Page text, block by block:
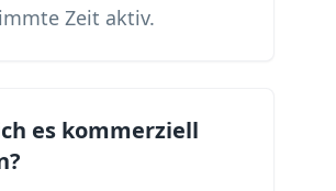
Zeit aktiv.
es kommerziell